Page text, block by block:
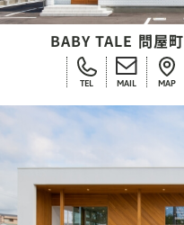
BABY TALE 問屋町
TEL MAIL MAP